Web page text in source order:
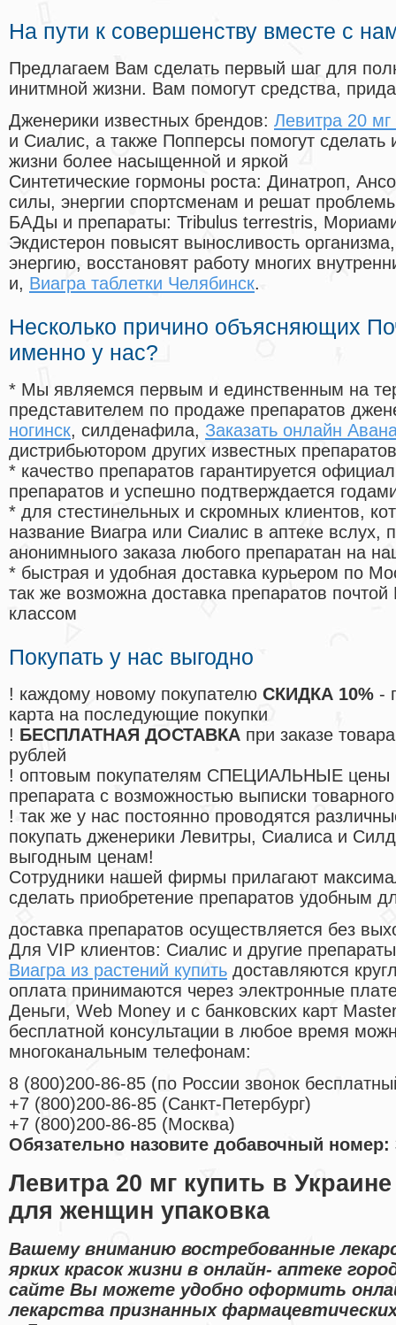
На пути к совершенству вместе с
Предлагаем Вам сделать первый шаг для
инитмной жизни. Вам помогут средства,
Дженерики известных брендов: Левитра 20 мг
и Сиалис, а также Попперсы помогут
жизни более насыщенной и яркой
Синтетические гормоны роста: Динатроп,
силы, энергии спортсменам и решат
БАДы и препараты: Tribulus terrestris,
Экдистерон повысят выносливость
энергию, восстановят работу многих
и, Виагра таблетки Челябинск.
Несколько причино объясняющих
именно у нас?
* Мы являемся первым и единственным на
представителем по продаже препаратов
ногинск, силденафила, Заказать онлайн
дистрибьютором других известных препаратов
* качество препаратов гарантируется
препаратов и успешно подтверждается
* для стестинельных и скромных клиентов,
название Виагра или Сиалис в аптеке вслух,
анонимныого заказа любого препаратан на
* быстрая и удобная доставка курьером по
так же возможна доставка препаратов
классом
Покупать у нас выгодно
! каждому новому покупателю СКИДКА 10% -
карта на последующие покупки
! БЕСПЛАТНАЯ ДОСТАВКА при заказе
рублей
! оптовым покупателям СПЕЦИАЛЬНЫЕ цены
препарата с возможностью выписки
! так же у нас постоянно проводятся
покупать дженерики Левитры, Сиалиса и
выгодным ценам!
Cотрудники нашей фирмы прилагают
сделать приобретение препаратов удобным
доставка препаратов осуществляется без
Для VIP клиентов: Сиалис и другие
Виагра из растений купить доставляются
оплата принимаются через электронные
Деньги, Web Money и с банковских карт
бесплатной консультации в любое время
многоканальным телефонам:
8 (800)200-86-85 (по России звонок
+7 (800)200-86-85 (Санкт-Петербург)
+7 (800)200-86-85 (Москва)
Обязательно назовите добавочный номер:
Левитра 20 мг купить в
для женщин упаковка
Вашему вниманию востребованные
ярких красок жизни в онлайн- аптеке
сайте Вы можете удобно оформить
лекарства признанных